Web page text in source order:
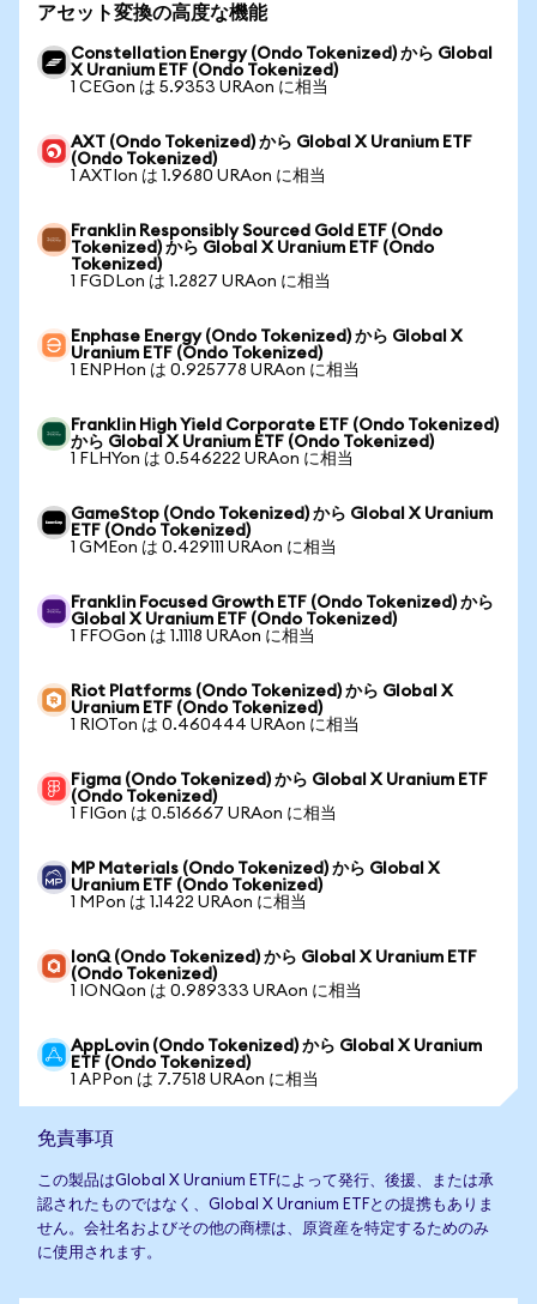
アセット変換の高度な機能
Constellation Energy (Ondo Tokenized) から Global
X Uranium ETF (Ondo Tokenized)
1 CEGon は 5.9353 URAon に相当
AXT (Ondo Tokenized) から Global X Uranium ETF
(Ondo Tokenized)
1 AXTIon は 1.9680 URAon に相当
Franklin Responsibly Sourced Gold ETF (Ondo
Tokenized) から Global X Uranium ETF (Ondo
Tokenized)
1 FGDLon は 1.2827 URAon に相当
Enphase Energy (Ondo Tokenized) から Global X
Uranium ETF (Ondo Tokenized)
1 ENPHon は 0.925778 URAon に相当
Franklin High Yield Corporate ETF (Ondo Tokenized)
から Global X Uranium ETF (Ondo Tokenized)
1 FLHYon は 0.546222 URAon に相当
GameStop (Ondo Tokenized) から Global X Uranium
ETF (Ondo Tokenized)
1 GMEon は 0.429111 URAon に相当
Franklin Focused Growth ETF (Ondo Tokenized) から
Global X Uranium ETF (Ondo Tokenized)
1 FFOGon は 1.1118 URAon に相当
Riot Platforms (Ondo Tokenized) から Global X
Uranium ETF (Ondo Tokenized)
1 RIOTon は 0.460444 URAon に相当
Figma (Ondo Tokenized) から Global X Uranium ETF
(Ondo Tokenized)
1 FIGon は 0.516667 URAon に相当
MP Materials (Ondo Tokenized) から Global X
Uranium ETF (Ondo Tokenized)
1 MPon は 1.1422 URAon に相当
IonQ (Ondo Tokenized) から Global X Uranium ETF
(Ondo Tokenized)
1 IONQon は 0.989333 URAon に相当
AppLovin (Ondo Tokenized) から Global X Uranium
ETF (Ondo Tokenized)
1 APPon は 7.7518 URAon に相当
免責事項
この製品はGlobal X Uranium ETFによって発行、後援、または承
認されたものではなく、Global X Uranium ETFとの提携もありま
せん。会社名およびその他の商標は、原資産を特定するためのみ
に使用されます。